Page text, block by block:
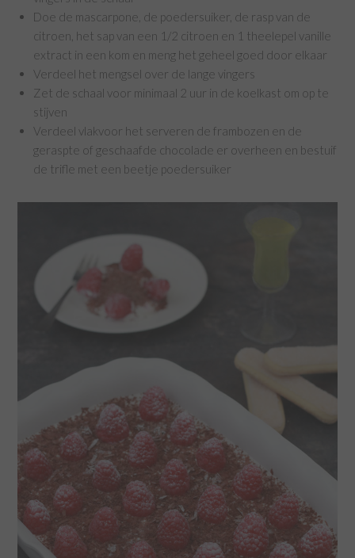
Doe de mascarpone, de poedersuiker, de rasp van de
citroen, het sap van een 1/2 citroen en 1 theelepel vanille
extract in een kom en meng het geheel goed door elkaar
Verdeel het mengsel over de lange vingers
Zet de schaal voor minimaal 2 uur in de koelkast om op te
stijven
Verdeel vlakvoor het serveren de frambozen en de
geraspte of geschaafde chocolade er overheen en bestuif
de trifle met een beetje poedersuiker